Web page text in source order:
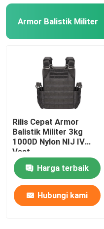
Armor Balistik Militer
Rilis Cepat Armor
Balistik Militer 3kg
1000D Nylon NIJ IV
Vest
Harga terbaik
Hubungi kami